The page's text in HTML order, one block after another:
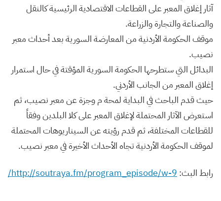
آثار إغلاق المعبر على القطاعات الاقتصادية الرئيسية كالنقل
والصناعة والتجارة والزراعة.
موقف الحكومة الأردنية من المعارضة السورية بعد أحداث معبر
نصيب.
البدائل التي ستطرحها الحكومة السورية المؤقتة في حال استمرار
إغلاق المعبر من الجانب الأردني.
حيث قدم الباحث في البداية لمحة م وجزة عن معبر نصيب، ثم
استعرض الآثار المحتملة لإغلاق المعبر على كلا البلدين وفقاً
للقطاعات المختلفة، ثم قدم رؤيته عن السيناريوهات المحتملة
لموقف الحكومة الأردنية تجاه الأحداث الأخيرة في معبر نصيب.
رابط البث: http://soutraya.fm/program_episode/w-9/